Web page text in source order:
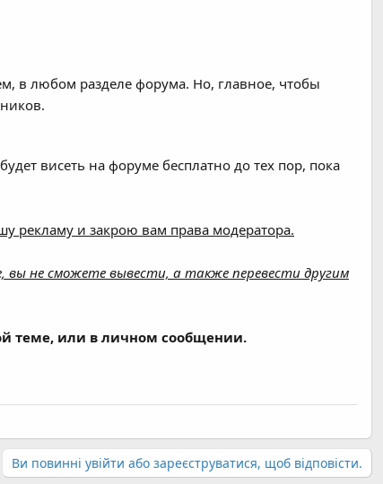
в любом разделе форума. Но, главное, чтобы
висеть на форуме бесплатно до тех пор, пока
рекламу и закрою вам права модератора.
вы не сможете вывести, а также перевести другим
теме, или в личном сообщении.
Ви повинні увійти або зареєструватися, щоб відповісти.